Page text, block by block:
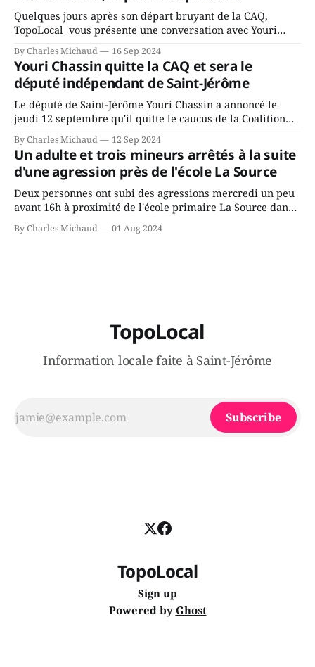
Quelques jours après son départ bruyant de la CAQ,
TopoLocal vous présente une conversation avec Youri
depuis longtemps? Sera-t-il candidat indépendant dans 2
ans? Joindrait-il un autre parti, par exemple les
conservateurs d’Éric Duhaime? Que lui
By Charles Michaud 16 Sep 2024
Youri Chassin quitte la CAQ et sera le
député indépendant de Saint-Jérôme
Le député de Saint-Jérôme Youri Chassin a annoncé le
jeudi 12 septembre qu'il quitte le caucus de la Coalition
gouvernement de la CAQ, surtout de son incapacité, qu'il
juge chronique, à offrir des
By Charles Michaud 12 Sep 2024
Un adulte et trois mineurs arrêtés à la suite
d'une agression près de l'école La Source
Deux personnes ont subi des agressions mercredi un peu
avant 16h à proximité de l'école primaire La Source dans
victimes aurait été écrasée sous un véhicule et aspergée
By Charles Michaud 01 Aug 2024
TopoLocal
Information locale faite à Saint-Jérôme
Subscribe
TopoLocal
Sign up
Powered by Ghost